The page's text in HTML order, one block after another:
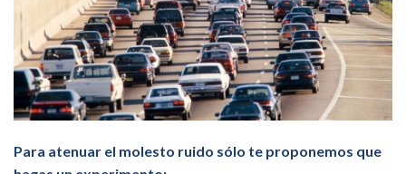
Para atenuar el molesto ruido sólo te proponemos que